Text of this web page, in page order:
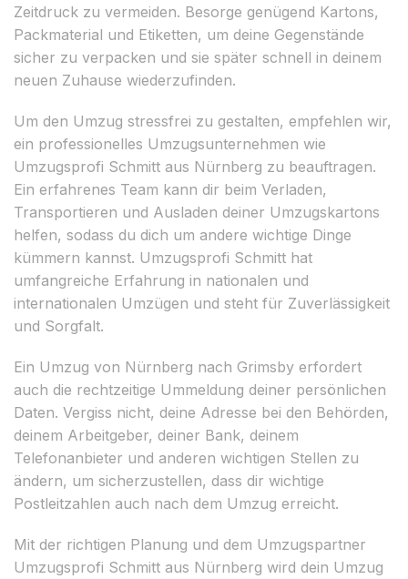
Zeitdruck zu vermeiden. Besorge genügend Kartons,
Packmaterial und Etiketten, um deine Gegenstände
sicher zu verpacken und sie später schnell in deinem
neuen Zuhause wiederzufinden.
Um den Umzug stressfrei zu gestalten, empfehlen wir,
ein professionelles Umzugsunternehmen wie
Umzugsprofi Schmitt aus Nürnberg zu beauftragen.
Ein erfahrenes Team kann dir beim Verladen,
Transportieren und Ausladen deiner Umzugskartons
helfen, sodass du dich um andere wichtige Dinge
kümmern kannst. Umzugsprofi Schmitt hat
umfangreiche Erfahrung in nationalen und
internationalen Umzügen und steht für Zuverlässigkeit
und Sorgfalt.
Ein Umzug von Nürnberg nach Grimsby erfordert
auch die rechtzeitige Ummeldung deiner persönlichen
Daten. Vergiss nicht, deine Adresse bei den Behörden,
deinem Arbeitgeber, deiner Bank, deinem
Telefonanbieter und anderen wichtigen Stellen zu
ändern, um sicherzustellen, dass dir wichtige
Postleitzahlen auch nach dem Umzug erreicht.
Mit der richtigen Planung und dem Umzugspartner
Umzugsprofi Schmitt aus Nürnberg wird dein Umzug